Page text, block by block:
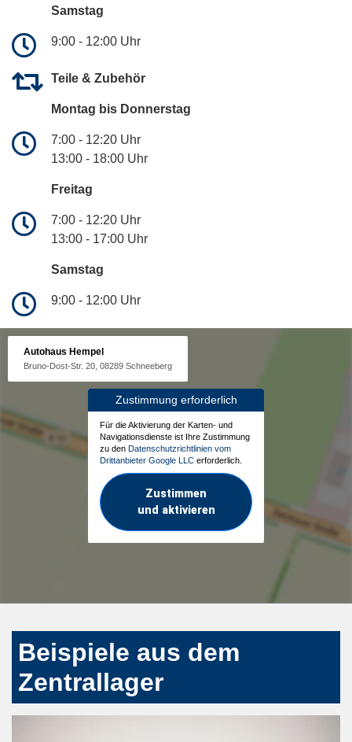
Samstag
9:00 - 12:00 Uhr
Teile & Zubehör
Montag bis Donnerstag
7:00 - 12:20 Uhr
13:00 - 18:00 Uhr
Freitag
7:00 - 12:20 Uhr
13:00 - 17:00 Uhr
Samstag
9:00 - 12:00 Uhr
Autohaus Hempel
Bruno-Dost-Str. 20, 08289 Schneeberg
Zustimmung erforderlich
Für die Aktivierung der Karten- und
Navigationsdienste ist Ihre Zustimmung
zu den Datenschutzrichtlinien vom
Drittanbieter Google LLC erforderlich.
Zustimmen
und aktivieren
Beispiele aus dem
Zentrallager